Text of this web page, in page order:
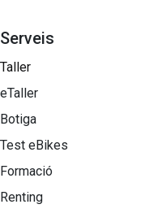
Serveis
Taller
eTaller
Botiga
Test eBikes
Formació
Renting